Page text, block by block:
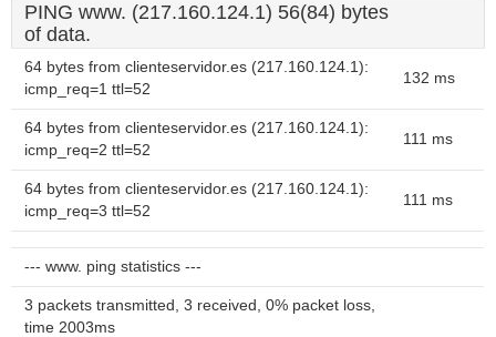
PING www. (217.160.124.1) 56(84) bytes
of data.
64 bytes from clienteservidor.es (217.160.124.1):
icmp_req=1 ttl=52
132 ms
64 bytes from clienteservidor.es (217.160.124.1):
icmp_req=2 ttl=52
111 ms
64 bytes from clienteservidor.es (217.160.124.1):
icmp_req=3 ttl=52
111 ms
--- www. ping statistics ---
3 packets transmitted, 3 received, 0% packet loss,
time 2003ms